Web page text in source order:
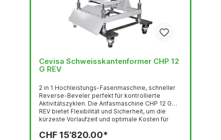
Cevisa Schweisskantenformer CHP 12
G REV
2 in 1 Hochleistungs-Fasenmaschine, schneller
Reverse-Beveler perfekt für kontrollierte
Aktivitätszyklen. Die Anfasmaschine CHP 12 G
REV bietet Flexibilität und Sicherheit, um die
kürzeste Vorlaufzeit und optimale Kosten für
dass Platten gedreht werden müssen. All-in-
CHF 15’820.00*